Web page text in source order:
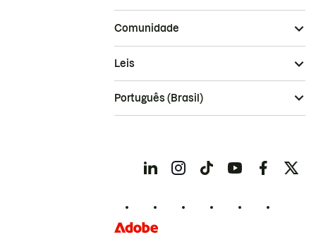
Comunidade
Leis
Português (Brasil)